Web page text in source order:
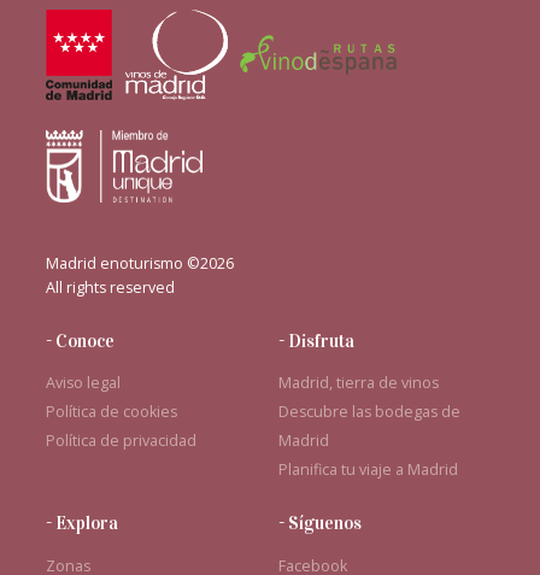
Madrid enoturismo ©2026
All rights reserved
- Conoce
Aviso legal
Política de cookies
Política de privacidad
- Disfruta
Madrid, tierra de vinos
Descubre las bodegas de
Madrid
Planifica tu viaje a Madrid
- Explora
Zonas
- Síguenos
Facebook